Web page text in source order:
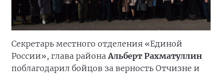
Секретарь местного отделения «Единой
России», глава районаАльберт Рахматуллин
поблагодарил бойцов за верность Отчизне и